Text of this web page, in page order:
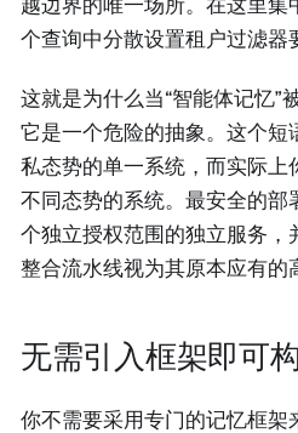
个查询中分散设置租户过滤器
这就是为什么当“智能体记忆”
它是一个危险的抽象。这个短
私态势的单一系统，而实际上
不同态势的系统。最安全的部
个独立授权范围的独立服务，
整合流水线视为其原本应有的
无需引入框架即可
你不需要采用专门的记忆框架